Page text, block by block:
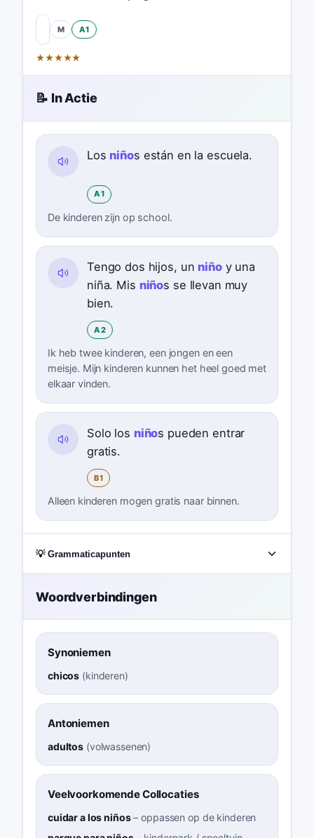
M A1
★★★★★
📝 In Actie
Los niños están en la escuela.
A1
De kinderen zijn op school.
Tengo dos hijos, un niñoy una
niña. Mis niños se llevan muy
bien.
A2
Ik heb twee kinderen, een jongen en een
meisje. Mijn kinderen kunnen het heel goed met
elkaar vinden.
Solo los niños pueden entrar
gratis.
B1
Alleen kinderen mogen gratis naar binnen.
💡 Grammaticapunten
Woordverbindingen
Synoniemen
chicos (kinderen)
Antoniemen
adultos (volwassenen)
Veelvoorkomende Collocaties
cuidar a los niños–oppassen op de kinderen